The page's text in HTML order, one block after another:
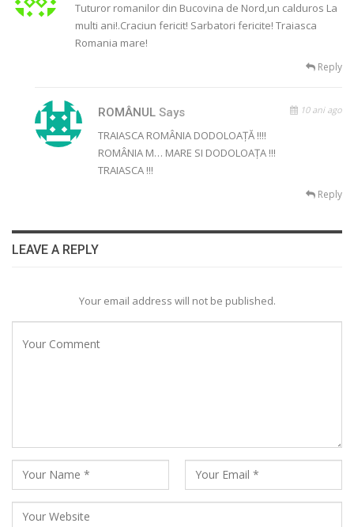
Tuturor romanilor din Bucovina de Nord,un calduros La
multi ani!.Craciun fericit! Sarbatori fericite! Traiasca
Romania mare!
Reply
ROMÂNULSays 10 ani ago
TRAIASCA ROMÂNIA DODOLOAȚĂ !!!!
ROMÂNIA M… MARE SI DODOLOAȚA !!!
TRAIASCA !!!
Reply
LEAVE A REPLY
Your email address will not be published.